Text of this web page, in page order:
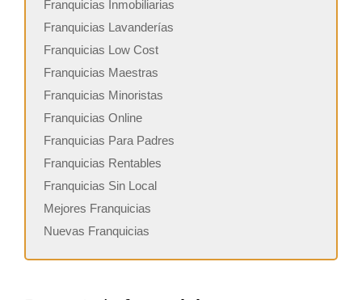
Franquicias Inmobiliarias
Franquicias Lavanderías
Franquicias Low Cost
Franquicias Maestras
Franquicias Minoristas
Franquicias Online
Franquicias Para Padres
Franquicias Rentables
Franquicias Sin Local
Mejores Franquicias
Nuevas Franquicias